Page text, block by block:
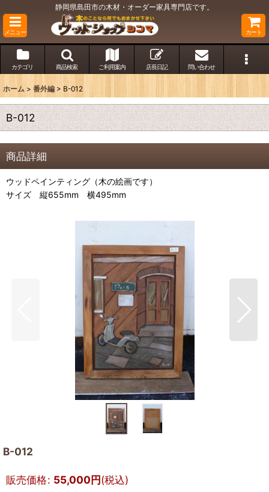
静岡県島田市の木材・オーダー家具専門店です。
メニュー カート
カテゴリ 商品検索 ご利用案内 店長日記 問い合わせ
ホーム > 番外編 > B-012
B-012
商品詳細
ウッドペインティング（木の絵画です）
サイズ 縦655mm 横495mm
B-012
販売価格: 55,000円(税込)